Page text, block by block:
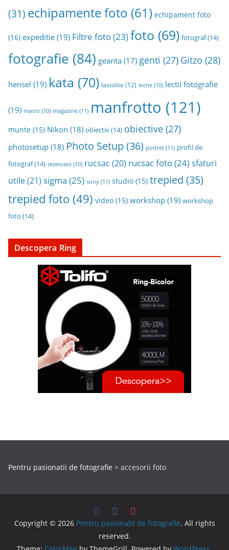
(31) echipamente foto (61) echipament foto
(16) expeditie (19) Filtre foto(23)foto (69) fotograf(14)
fotografie (84) geanta (17) genti (27) Gitzo (28)
hensel (19) kata (70) lastolite (12) lectie (10) lectii fotografie
(19) macro (10) magazine (11) manfrotto (121)
munte (15) Nikon (18) obiectiv(14) obiective (27)
photosetup (18) Photo Setup(36) portret (11) profil de
fotograf(14) rezervatii (10) rucsac (20) rucsac foto(24)sfaturi
utile(21) sigma (25) sony (11) studio (15) trepied (35)
trepied foto (49) video (15) workshop (19) workshop
foto (14)
Descopera Ring
Pentru pasionatii de fotografie > accesorii foto
Copyright © 2026 Pentru pasionatii de fotografie. All rights
reserved.